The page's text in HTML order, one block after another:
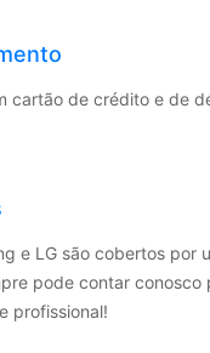
cartão de crédito e de
e LG são cobertos por
pode contar conosco
profissional!